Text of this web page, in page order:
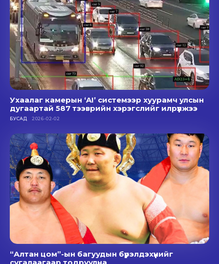
Ухаалаг камерын ‘AI’ системээр хуурамч улсын
дугаартай 587 тээврийн хэрэгслийг илрүүлжээ
БУСАД 2026-02-02
“Алтан цом”-ын багуудын бүрэлдэхүүнийг
сугалаагаар тодруулна